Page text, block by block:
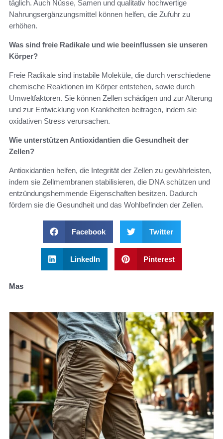
täglich. Auch Nüsse, Samen und qualitativ hochwertige
Nahrungsergänzungsmittel können helfen, die Zufuhr zu
erhöhen.
Was sind freie Radikale und wie beeinflussen sie unseren
Körper?
Freie Radikale sind instabile Moleküle, die durch verschiedene
chemische Reaktionen im Körper entstehen, sowie durch
Umweltfaktoren. Sie können Zellen schädigen und zur Alterung
und zur Entwicklung von Krankheiten beitragen, indem sie
oxidativen Stress verursachen.
Wie unterstützen Antioxidantien die Gesundheit der
Zellen?
Antioxidantien helfen, die Integrität der Zellen zu gewährleisten,
indem sie Zellmembranen stabilisieren, die DNA schützen und
entzündungshemmende Eigenschaften besitzen. Dadurch
fördern sie die Gesundheit und das Wohlbefinden der Zellen.
Facebook Twitter
LinkedIn Pinterest
Mas